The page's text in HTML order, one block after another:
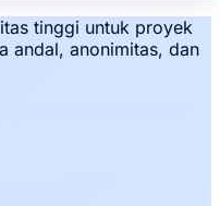
tinggi untuk proyek
andal, anonimitas, dan